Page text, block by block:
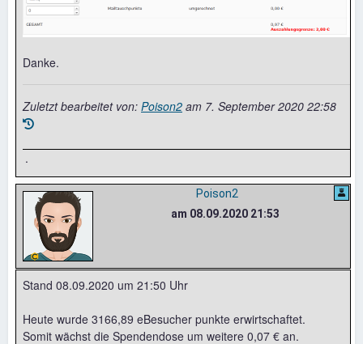
Danke.
Zuletzt bearbeitet von: Poison2 am 7. September 2020 22:58
.
Poison2
am 08.09.2020 21:53
Stand 08.09.2020 um 21:50 Uhr
Heute wurde 3166,89 eBesucher punkte erwirtschaftet.
Somit wächst die Spendendose um weitere 0,07 € an.